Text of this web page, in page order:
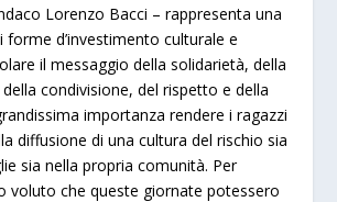
Lorenzo Bacci – rappresenta una
forme d’investimento culturale e
il messaggio della solidarietà, della
condivisione, del rispetto e della
importanza rendere i ragazzi
diffusione di una cultura del rischio sia
sia nella propria comunità. Per
voluto che queste giornate potessero